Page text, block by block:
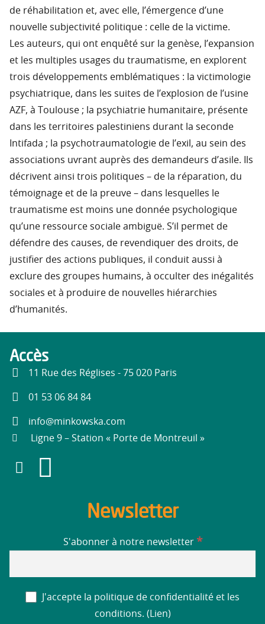
de réhabilitation et, avec elle, l’émergence d’une
nouvelle subjectivité politique : celle de la victime.
Les auteurs, qui ont enquêté sur la genèse, l’expansion
et les multiples usages du traumatisme, en explorent
trois développements emblématiques : la victimologie
psychiatrique, dans les suites de l’explosion de l’usine
AZF, à Toulouse ; la psychiatrie humanitaire, présente
dans les territoires palestiniens durant la seconde
Intifada ; la psychotraumatologie de l’exil, au sein des
associations uvrant auprès des demandeurs d’asile. Ils
décrivent ainsi trois politiques – de la réparation, du
témoignage et de la preuve – dans lesquelles le
traumatisme est moins une donnée psychologique
qu’une ressource sociale ambiguë. S’il permet de
défendre des causes, de revendiquer des droits, de
justifier des actions publiques, il conduit aussi à
exclure des groupes humains, à occulter des inégalités
sociales et à produire de nouvelles hiérarchies
d’humanités.
Accès
11 Rue des Réglises - 75 020 Paris
01 53 06 84 84
info@minkowska.com
Ligne 9 – Station « Porte de Montreuil »
Newsletter
S'abonner à notre newsletter *
J'accepte la politique de confidentialité et les
conditions. ( Lien)